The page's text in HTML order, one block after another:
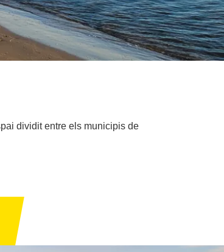
dividit entre els municipis de